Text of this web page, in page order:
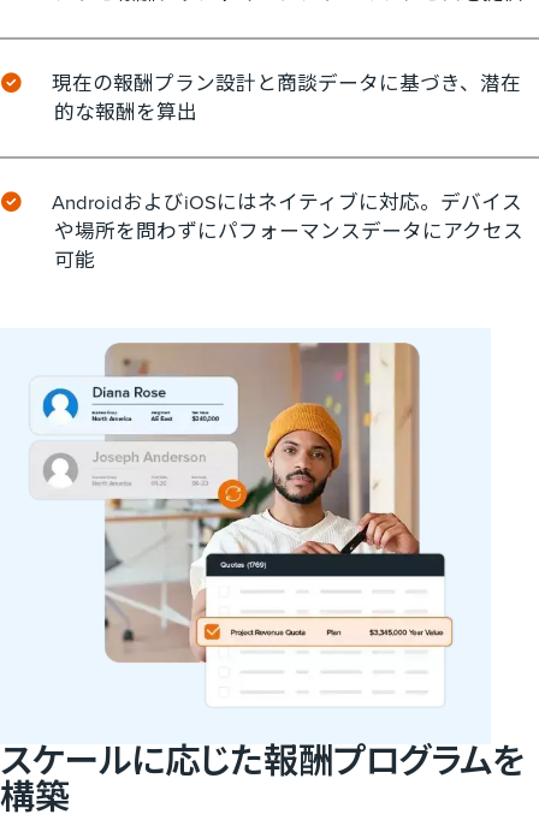
現在の報酬プラン設計と商談データに基づき、潜在
的な報酬を算出
AndroidおよびiOSにはネイティブに対応。デバイス
や場所を問わずにパフォーマンスデータにアクセス
可能
スケールに​応じた​報酬プログラムを​
構築